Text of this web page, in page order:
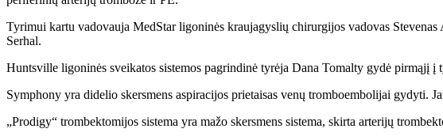
Tyrimui kartu vadovauja MedStar ligoninės kraujagyslių chirurgijos vadovas
Serhal.
Huntsville ligoninės sveikatos sistemos pagrindinė tyrėja Dana Tomalty gydė pirmąjį į
Symphony yra didelio skersmens aspiracijos prietaisas venų tromboembolijai
„Prodigy“ trombektomijos sistema yra mažo skersmens sistema, skirta arterijų